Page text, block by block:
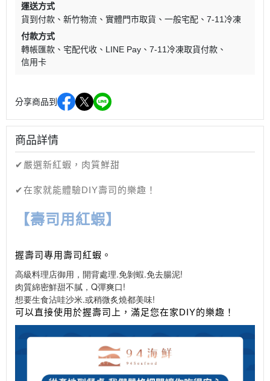
運送方式
貨到付款
新竹物流 實體門市取貨 一般宅配
7-11冷凍
付款方式
轉帳匯款
宅配代收 LINE Pay
7-11冷凍取貨付款
信用卡
分享商品到
商品詳情
✔嚴選新紅蝦，肉質鮮甜
✔在家就能體驗DIY壽司的樂趣！
【壽司用紅蝦】
握壽司專用壽司紅蝦。
高級料理店御用，開背處理.免剝蝦.免去腸泥!
肉質綿密鮮甜不膩，Q彈爽口!
想要生食沾哇沙米.或稍微炙燒都美味!
可以直接使用於握壽司上，滿足您在家DIY的樂趣！